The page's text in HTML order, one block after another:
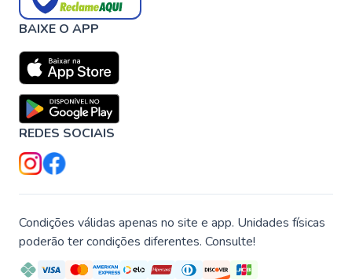
BAIXE O APP
REDES SOCIAIS
Condições válidas apenas no site e app. Unidades físicas
poderão ter condições diferentes. Consulte!